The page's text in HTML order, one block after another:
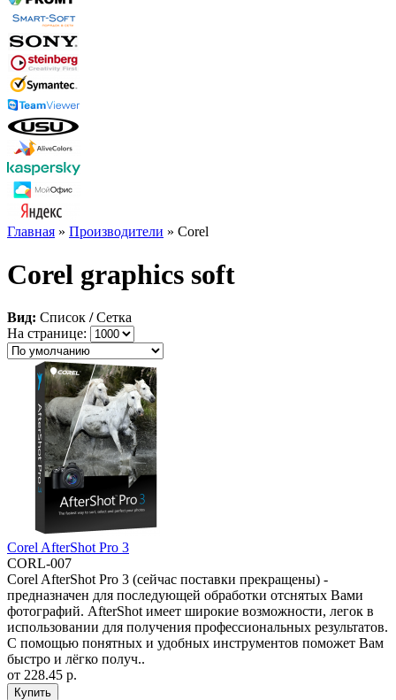
Главная » Производители » Corel
Corel graphics soft
Вид: Список / Сетка
На странице:
Corel AfterShot Pro 3
CORL-007
Corel AfterShot Pro 3 (сейчас поставки прекращены) -
предназначен для последующей обработки отснятых Вами
фотографий. AfterShot имеет широкие возможности, легок в
использовании для получения профессиональных результатов.
С помощью понятных и удобных инструментов поможет Вам
быстро и лёгко получ..
от 228.45 р.